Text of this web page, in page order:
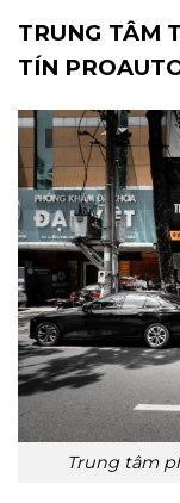
TRUNG TÂM
TÍN
Trung tâm